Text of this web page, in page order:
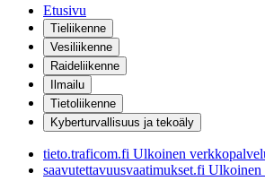
Etusivu
Tieliikenne
Vesiliikenne
Raideliikenne
Ilmailu
Tietoliikenne
Kyberturvallisuus ja tekoäly
tieto.traficom.fi Ulkoinen
saavutettavuusvaatimukset.fi Ulkoinen